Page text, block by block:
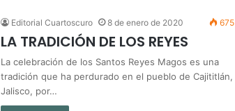
Editorial Cuartoscuro 8 de enero de 2020 675
LA TRADICIÓN DE LOS REYES
La celebración de los Santos Reyes Magos es una
tradición que ha perdurado en el pueblo de Cajititlán,
Jalisco, por…